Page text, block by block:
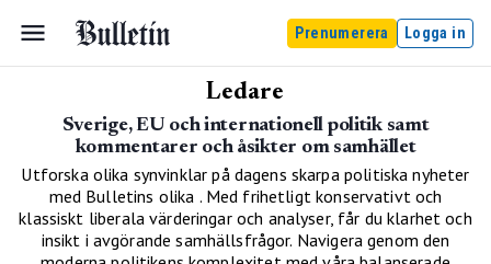
Prenumerera Logga in
Ledare
Sverige, EU och internationell politik samt
kommentarer och åsikter om samhället
Utforska olika synvinklar på dagens skarpa politiska nyheter
med Bulletins olika . Med frihetligt konservativt och
klassiskt liberala värderingar och analyser, får du klarhet och
insikt i avgörande samhällsfrågor. Navigera genom den